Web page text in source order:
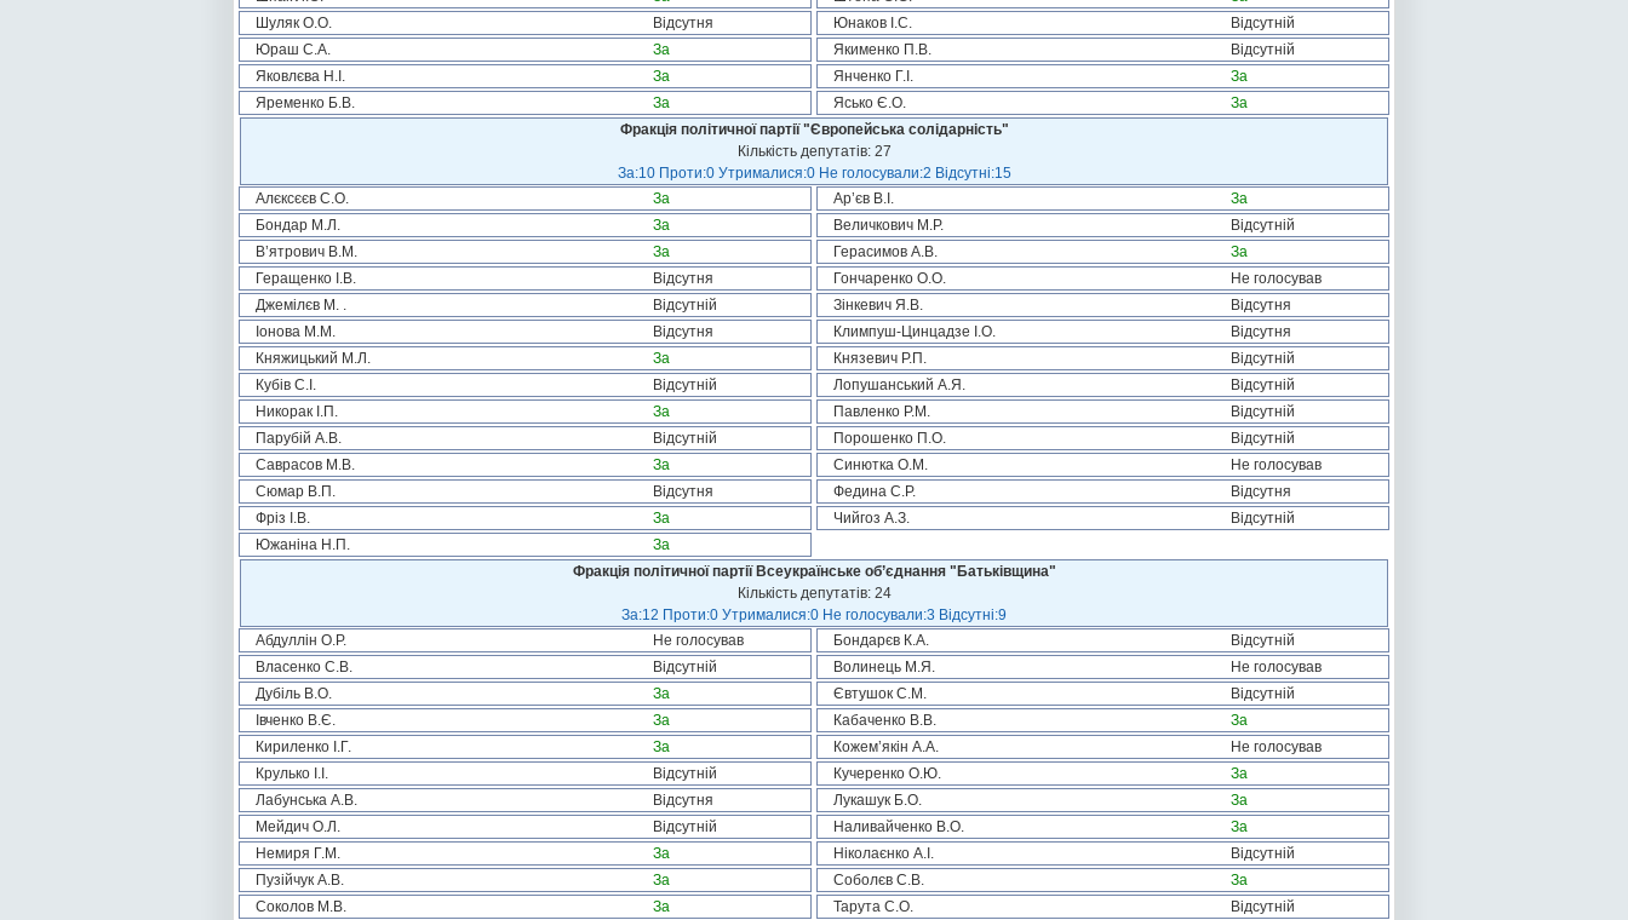
Шуляк О.О.
Відсутня Юнаков І.С.
Відсутній
Юраш С.А.
За Якименко П.В.
Відсутній
Яковлєва Н.І.
За Янченко Г.І.
За
Яременко Б.В.
За Ясько Є.О.
За
Фракція політичної партії "Європейська солідарність"
Кількість депутатів: 27
За:10 Проти:0 Утрималися:0 Не голосували:2 Відсутні:15
Алєксєєв С.О.
За Ар’єв В.І.
За
Бондар М.Л.
За Величкович М.Р.
Відсутній
В’ятрович В.М.
За Герасимов А.В.
За
Геращенко І.В.
Відсутня Гончаренко О.О.
Не голосував
Джемілєв М. .
Відсутній Зінкевич Я.В.
Відсутня
Іонова М.М.
Відсутня Климпуш-Цинцадзе І.О.
Відсутня
Княжицький М.Л.
За Князевич Р.П.
Відсутній
Кубів С.І.
Відсутній Лопушанський А.Я.
Відсутній
Никорак І.П.
За Павленко Р.М.
Відсутній
Парубій А.В.
Відсутній Порошенко П.О.
Відсутній
Саврасов М.В.
За Синютка О.М.
Не голосував
Сюмар В.П.
Відсутня Федина С.Р.
Відсутня
Фріз І.В.
За Чийгоз А.З.
Відсутній
Южаніна Н.П.
За
Фракція політичної партії Всеукраїнське об’єднання "Батьківщина"
Кількість депутатів: 24
За:12 Проти:0 Утрималися:0 Не голосували:3 Відсутні:9
Абдуллін О.Р.
Не голосував Бондарєв К.А.
Відсутній
Власенко С.В.
Відсутній Волинець М.Я.
Не голосував
Дубіль В.О.
За Євтушок С.М.
Відсутній
Івченко В.Є.
За Кабаченко В.В.
За
Кириленко І.Г.
За Кожем’якін А.А.
Не голосував
Крулько І.І.
Відсутній Кучеренко О.Ю.
За
Лабунська А.В.
Відсутня Лукашук Б.О.
За
Мейдич О.Л.
Відсутній Наливайченко В.О.
За
Немиря Г.М.
За Ніколаєнко А.І.
Відсутній
Пузійчук А.В.
За Соболєв С.В.
За
Соколов М.В.
За Тарута С.О. Відсутній